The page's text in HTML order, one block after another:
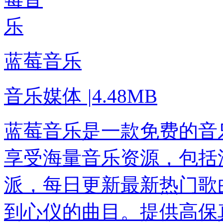
蓝莓音乐
音乐媒体 |4.48MB
蓝莓音乐是一款免费的
享受海量音乐资源，包
派，每日更新最新热门
到心仪的曲目。提供高